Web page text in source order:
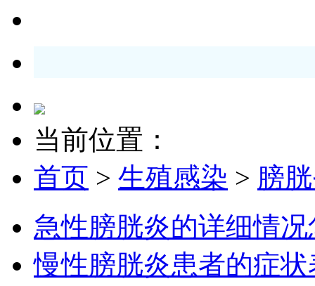
当前位置：
首页 > 生殖感染 > 膀
急性膀胱炎的详细情
慢性膀胱炎患者的症